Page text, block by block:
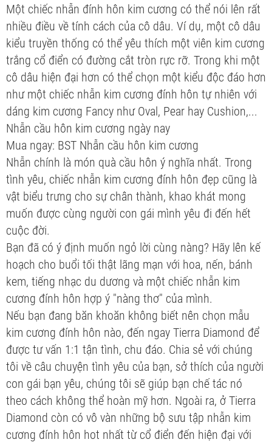
Một chiếc nhẫn đính hôn kim cương có thể nói lên rất
nhiều điều về tính cách của cô dâu. Ví dụ, một cô dâu
kiểu truyền thống có thể yêu thích một viên kim cương
trắng cổ điển có đường cắt tròn rực rỡ. Trong khi một
cô dâu hiện đại hơn có thể chọn một kiểu độc đáo hơn
như một chiếc nhẫn kim cương đính hôn tự nhiên với
dáng kim cương Fancy như Oval, Pear hay Cushion,...
Nhẫn cầu hôn kim cương ngày nay
Mua ngay: BST Nhẫn cầu hôn kim cương
Nhẫn chính là món quà cầu hôn ý nghĩa nhất. Trong
tình yêu, chiếc nhẫn kim cương đính hôn đẹp cũng là
vật biểu trưng cho sự chân thành, khao khát mong
muốn được cùng người con gái mình yêu đi đến hết
cuộc đời.
Bạn đã có ý định muốn ngỏ lời cùng nàng? Hãy lên kế
hoạch cho buổi tối thật lãng mạn với hoa, nến, bánh
kem, tiếng nhạc du dương và một chiếc nhẫn kim
cương đính hôn hợp ý "nàng thơ" của mình.
Nếu bạn đang băn khoăn không biết nên chọn mẫu
kim cương đính hôn nào, đến ngay Tierra Diamond để
được tư vấn 1:1 tận tình, chu đáo. Chia sẻ với chúng
tôi về câu chuyện tình yêu của bạn, sở thích của người
con gái bạn yêu, chúng tôi sẽ giúp bạn chế tác nó
theo cách không thể hoàn mỹ hơn. Ngoài ra, ở Tierra
Diamond còn có vô vàn những bộ sưu tập nhẫn kim
cương đính hôn hot nhất từ cổ điển đến hiện đại với